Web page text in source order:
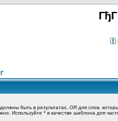
быть в результатах, OR для слов,
Используйте * в качестве шаблона для